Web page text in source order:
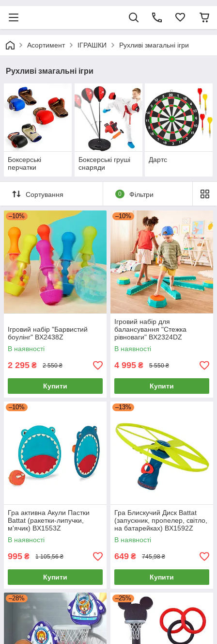
Асортимент ІГРАШКИ Рухливі змагальні ігри
Рухливі змагальні ігри
Боксерські
перчатки
Боксерські груші
снаряди
Дартс
Сортування 0 Фільтри
–10%
Ігровий набір "Барвистий
боулінг" BX2438Z
В наявності
2 295 ₴ 2 550 ₴
Купити
–10%
Ігровий набір для
балансування "Стежка
рівноваги" BX2324DZ
В наявності
4 995 ₴ 5 550 ₴
Купити
–10%
Гра активна Акули Пастки
Battat (ракетки-липучки,
м'ячик) BX1553Z
В наявності
995 ₴ 1 105,56 ₴
Купити
–13%
Гра Блискучий Диск Battat
(запускник, пропелер, світло,
на батарейках) BX1592Z
В наявності
649 ₴ 745,98 ₴
Купити
–28% –25%